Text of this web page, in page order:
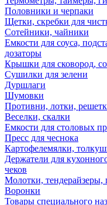
Половники и черпаки
Щетки, скребки для
Сотейники, чайники
Емкости для соуса,
дозаторы
Крышки для сковород,
Сушилки для зелени
Дуршлаги
Шумовки
Противни, лотки,
Веселки, скалки
Емкости для столовых
Пресс для чеснока
Картофелемялки,
Держатели для
чеков
Молотки, тендерайзеры,
Воронки
Товары специального